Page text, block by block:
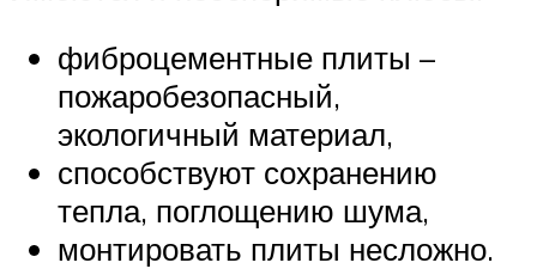
фиброцементные плиты –
пожаробезопасный,
экологичный материал,
способствуют сохранению
тепла, поглощению шума,
монтировать плиты несложно.